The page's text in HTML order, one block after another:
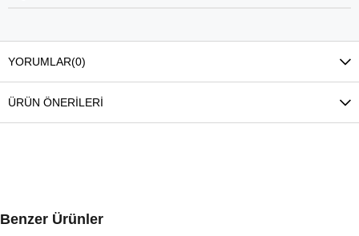
YORUMLAR(0)
ÜRÜN ÖNERILERI
Benzer Ürünler